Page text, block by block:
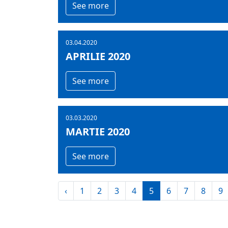
See more
03.04.2020
APRILIE 2020
See more
03.03.2020
MARTIE 2020
See more
‹ 1 2 3 4 5 6 7 8 9